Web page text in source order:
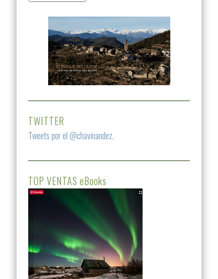
TWITTER
Tweets por el @chavinandez.
TOP VENTAS eBooks